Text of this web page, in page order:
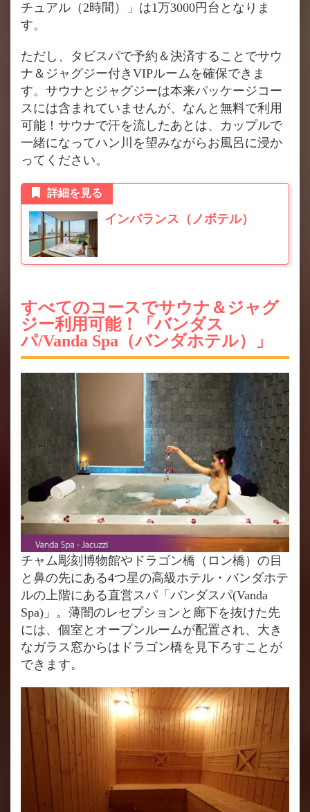
チュアル（2時間）」は1万3000円台となりま
す。
ただし、タビスパで予約＆決済することでサウ
ナ＆ジャグジー付きVIPルームを確保できま
す。サウナとジャグジーは本来パッケージコー
スには含まれていませんが、なんと無料で利用
可能！サウナで汗を流したあとは、カップルで
一緒になってハン川を望みながらお風呂に浸か
ってください。
インバランス（ノボテル）
詳細を見る
すべてのコースでサウナ＆ジャグ
ジー利用可能！「バンダス
パ/Vanda Spa（バンダホテル）」
チャム彫刻博物館やドラゴン橋（ロン橋）の目
と鼻の先にある4つ星の高級ホテル・バンダホテ
ルの上階にある直営スパ「バンダスパ(Vanda
Spa)」。薄闇のレセプションと廊下を抜けた先
には、個室とオープンルームが配置され、大き
なガラス窓からはドラゴン橋を見下ろすことが
できます。